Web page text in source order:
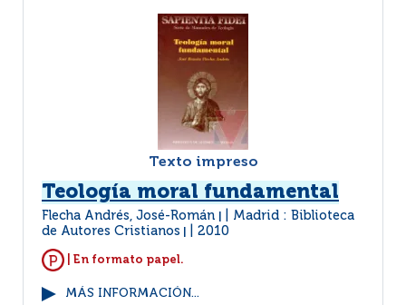
Texto impreso
Teología moral fundamental
Flecha Andrés, José-Román
Madrid : Biblioteca
de Autores Cristianos
2010
| En formato papel.
MÁS INFORMACIÓN...